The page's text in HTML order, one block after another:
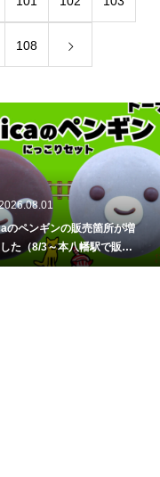
108
のペンギンの販売箇所が増
た（8/3～本八幡駅で販
イクミママのどうぶつドー